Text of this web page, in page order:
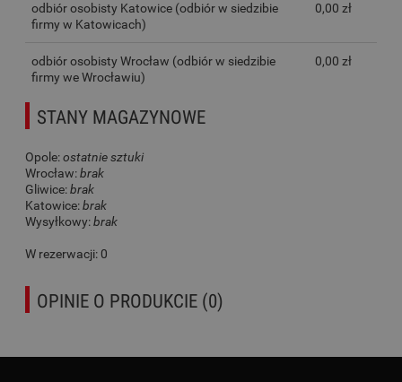
odbiór osobisty Katowice (odbiór w siedzibie
firmy w Katowicach)
0,00 zł
odbiór osobisty Wrocław (odbiór w siedzibie
firmy we Wrocławiu)
0,00 zł
STANY MAGAZYNOWE
Opole:ostatnie sztuki
Wrocław:brak
Gliwice:brak
Katowice:brak
Wysyłkowy:brak
W rezerwacji: 0
OPINIE O PRODUKCIE (0)